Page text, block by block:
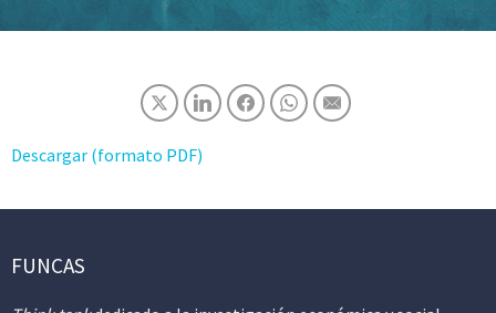
Descargar (formato PDF)
FUNCAS